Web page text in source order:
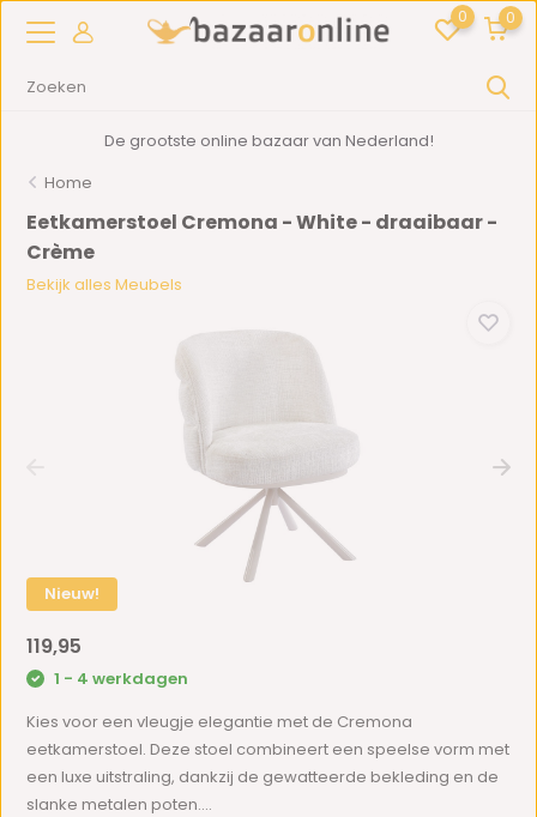
0 0
De grootste online bazaar van Nederland!
Home
Eetkamerstoel Cremona - White - draaibaar -
Crème
Bekijk alles Meubels
Nieuw!
119,95
1 - 4 werkdagen
Kies voor een vleugje elegantie met de Cremona
eetkamerstoel. Deze stoel combineert een speelse vorm met
een luxe uitstraling, dankzij de gewatteerde bekleding en de
slanke metalen poten....